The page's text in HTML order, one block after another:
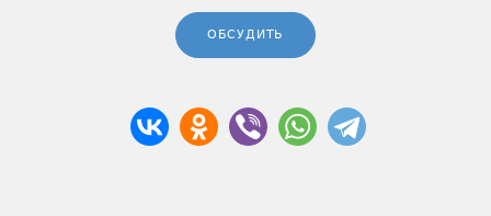
ОБСУДИТЬ